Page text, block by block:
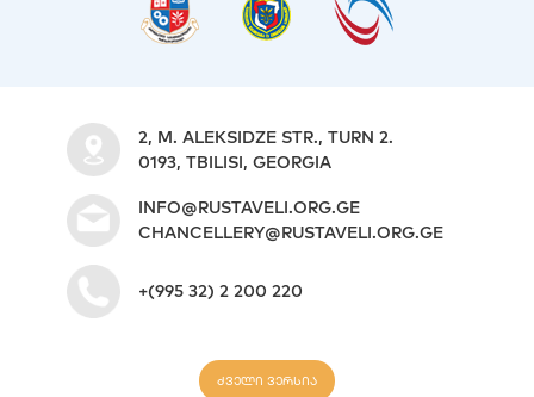
2, M. ALEKSIDZE STR., TURN 2.
0193, TBILISI, GEORGIA
INFO@RUSTAVELI.ORG.GE
CHANCELLERY@RUSTAVELI.ORG.GE
+(995 32) 2 200 220
ძველი ვერსია